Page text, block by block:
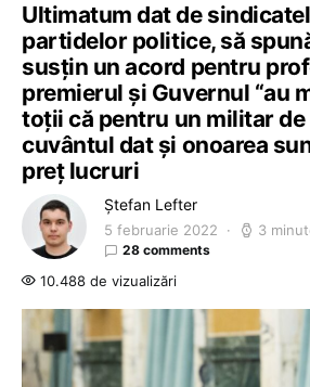
Ultimatum dat de
partidelor politice, să
susțin un acord pentru
premierul și Guvernul “au
toții că pentru un militar de
cuvântul dat și onoarea
preț lucruri
Ștefan Lefter
5 februarie 2022 3
28 comments
10.488 de vizualizări